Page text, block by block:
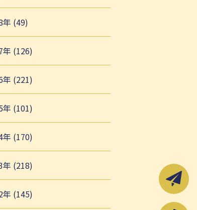
年 (49)
年 (126)
年 (221)
年 (101)
年 (170)
年 (218)
年 (145)